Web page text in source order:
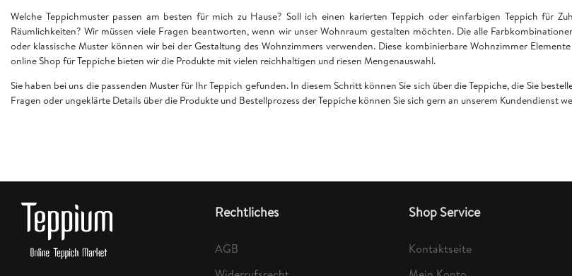
Welche Teppichmuster passen am besten für mich zu Hause? Soll ich einen karierten Teppich oder einfarbigen Teppich für
Räumlichkeiten? Wir müssen viele Fragen beantworten, wenn wir unser Wohnraum gestalten möchten. Die alle
oder klassische Muster können wir bei der Gestaltung des Wohnzimmers verwenden. Diese kombinierbare Wohnzimmer
online Shop für Teppiche bieten wir die Produkte mit vielen reichhaltigen und riesen Mengenauswahl.
Sie haben bei uns die passenden Muster für Ihr Teppich gefunden. In diesem Schritt können Sie sich über die Teppiche, die Sie
Fragen oder ungeklärte Details über die Produkte und Bestellprozess der Teppiche können Sie sich gern an unserem Kundendienst
Rechtliches
AGB
Shop Service
Kontaktseite